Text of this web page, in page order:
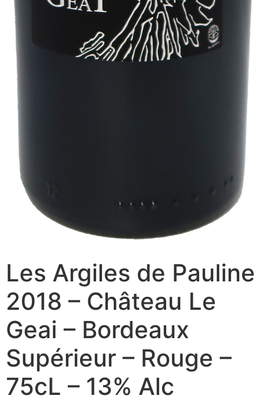
Les Argiles de Pauline
2018 – Château Le
Geai – Bordeaux
Supérieur – Rouge –
75cL – 13% Alc